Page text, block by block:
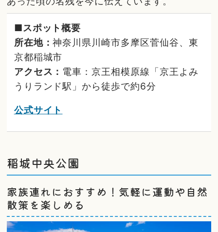
■スポット概要
所在地：神奈川県川崎市多摩区菅仙谷、東
京都稲城市
アクセス： 電車：京王相模原線「京王よみ
うりランド駅」から徒歩で約6分
公式サイト
稲城中央公園
家族連れにおすすめ！気軽に運動や自然
散策を楽しめる